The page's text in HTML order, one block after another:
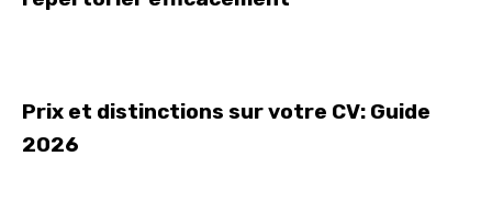
Prix et distinctions sur votre CV: Guide
2026